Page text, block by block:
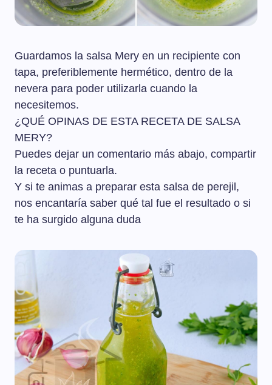
Guardamos la salsa Mery en un recipiente con
tapa, preferiblemente hermético, dentro de la
nevera para poder utilizarla cuando la
necesitemos.
¿QUÉ OPINAS DE ESTA RECETA DE SALSA
MERY?
Puedes dejar un comentario más abajo, compartir
la receta o puntuarla.
Y si te animas a preparar esta salsa de perejil,
nos encantaría saber qué tal fue el resultado o si
te ha surgido alguna duda